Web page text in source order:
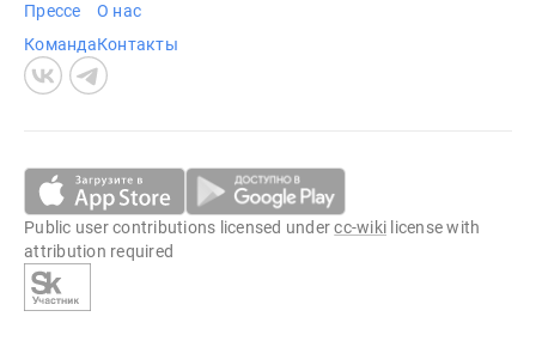
Прессе
Команда
О нас
Контакты
Public user contributions licensed undercc-wiki license with
attribution required